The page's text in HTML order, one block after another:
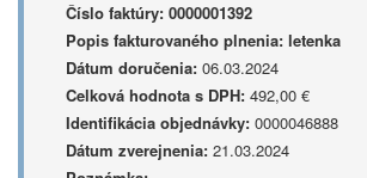
Číslo faktúry: 0000001392
Popis fakturovaného plnenia: letenka
Dátum doručenia: 06.03.2024
Celková hodnota s DPH: 492,00 €
Identifikácia objednávky: 0000046888
Dátum zverejnenia: 21.03.2024